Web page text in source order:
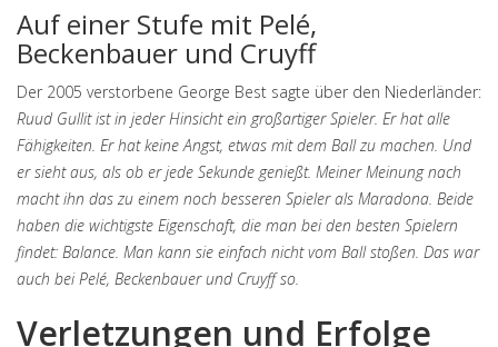
Auf einer Stufe mit Pelé,
Beckenbauer und Cruyff
Der 2005 verstorbene George Best sagte über den Niederländer:
Ruud Gullit ist in jeder Hinsicht ein großartiger Spieler. Er hat alle
Fähigkeiten. Er hat keine Angst, etwas mit dem Ball zu machen. Und
er sieht aus, als ob er jede Sekunde genießt. Meiner Meinung nach
macht ihn das zu einem noch besseren Spieler als Maradona. Beide
haben die wichtigste Eigenschaft, die man bei den besten Spielern
findet: Balance. Man kann sie einfach nicht vom Ball stoßen. Das war
auch bei Pelé, Beckenbauer und Cruyff so.
Verletzungen und Erfolge